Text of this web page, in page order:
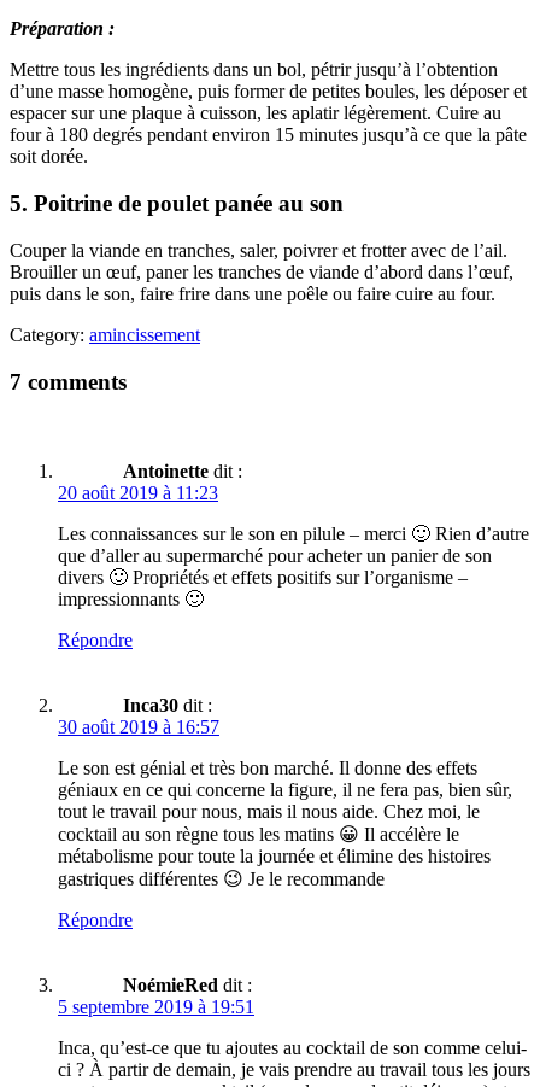
Préparation :
Mettre tous les ingrédients dans un bol, pétrir jusqu’à l’obtention
d’une masse homogène, puis former de petites boules, les déposer et
espacer sur une plaque à cuisson, les aplatir légèrement. Cuire au
four à 180 degrés pendant environ 15 minutes jusqu’à ce que la pâte
soit dorée.
5. Poitrine de poulet panée au son
Couper la viande en tranches, saler, poivrer et frotter avec de l’ail.
Brouiller un œuf, paner les tranches de viande d’abord dans l’œuf,
puis dans le son, faire frire dans une poêle ou faire cuire au four.
Category: amincissement
7 comments
Antoinette dit :
20 août 2019 à 11:23
Les connaissances sur le son en pilule – merci 🙂 Rien d’autre
que d’aller au supermarché pour acheter un panier de son
divers 🙂 Propriétés et effets positifs sur l’organisme –
impressionnants 🙂
Répondre
Inca30 dit :
30 août 2019 à 16:57
Le son est génial et très bon marché. Il donne des effets
géniaux en ce qui concerne la figure, il ne fera pas, bien sûr,
tout le travail pour nous, mais il nous aide. Chez moi, le
cocktail au son règne tous les matins 😀 Il accélère le
métabolisme pour toute la journée et élimine des histoires
gastriques différentes 😉 Je le recommande
Répondre
NoémieRed dit :
5 septembre 2019 à 19:51
Inca, qu’est-ce que tu ajoutes au cocktail de son comme celui-
ci ? À partir de demain, je vais prendre au travail tous les jours